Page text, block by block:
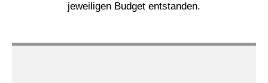
jeweiligen Budget entstanden.